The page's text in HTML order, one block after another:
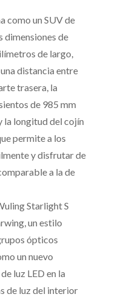
como un SUV de
dimensiones de
de largo,
distancia entre
trasera, la
de 985 mm
la longitud del cojín
permite a los
y disfrutar de
a la de
Starlight S
un estilo
ópticos
un nuevo
luz LED en la
de luz del interior